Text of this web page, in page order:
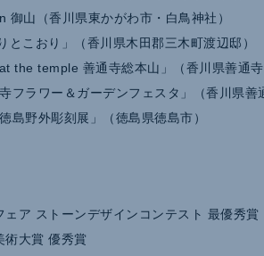
山（香川県東かがわ市・白鳥神社）
こおり」（香川県木田郡三木町渡辺邸）
the temple 善通寺総本山」（香川県善通寺
フラワー＆ガーデンフェスタ」（香川県善
島野外彫刻展」（徳島県徳島市）
ア ストーンデザインコンテスト 最優秀賞
大賞 優秀賞